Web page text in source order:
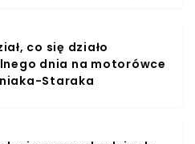
co się działo
dnia na motorówce
Staraka